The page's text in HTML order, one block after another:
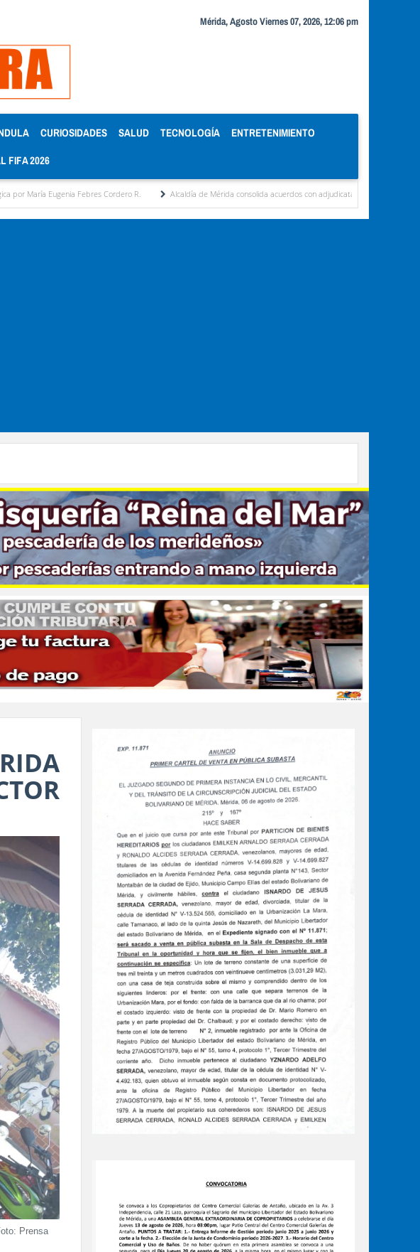
Mérida, Agosto Viernes 07, 2026, 12:06 pm
CURIOSIDADES SALUD TECNOLOGÍA ENTRETENIMIENTO
FIFA 2026
Febres Cordero R. Alcaldía de Mérida consolida acuerdos con adjudicatarios del Mercado Periférico
Prensa